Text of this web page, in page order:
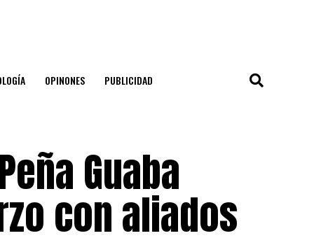
OPINONES PUBLICIDAD
Guaba
con aliados